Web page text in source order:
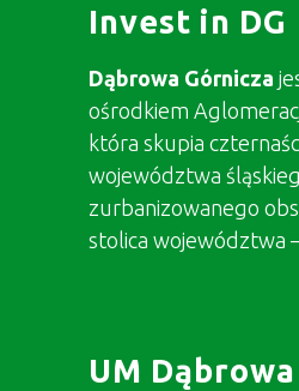
Invest in DG
Dąbrowa Górnicza
ośrodkiem
która skupia
województwa
zurbanizowanego
stolica województwa
UM Dąbrowa